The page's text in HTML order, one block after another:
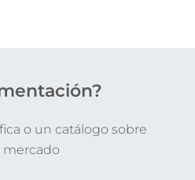
o un catálogo sobre